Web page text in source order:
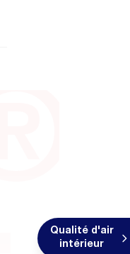
Qualité d'air
intérieur